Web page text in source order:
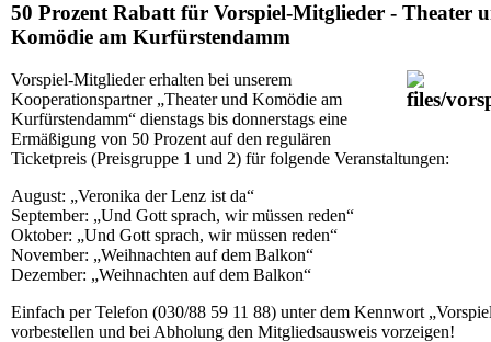
50 Prozent Rabatt für Vorspiel-Mitglieder - Theater
Komödie am Kurfürstendamm
Vorspiel-Mitglieder erhalten bei unserem
Kooperationspartner „Theater und Komödie am
Kurfürstendamm“ dienstags bis donnerstags eine
Ermäßigung von 50 Prozent auf den regulären
Ticketpreis (Preisgruppe 1 und 2) für folgende Veranstaltungen:
August: „Veronika der Lenz ist da“
September: „Und Gott sprach, wir müssen reden“
Oktober: „Und Gott sprach, wir müssen reden“
November: „Weihnachten auf dem Balkon“
Dezember: „Weihnachten auf dem Balkon“
Einfach per Telefon (030/88 59 11 88) unter dem Kennwort
vorbestellen und bei Abholung den Mitgliedsausweis vorzeigen!